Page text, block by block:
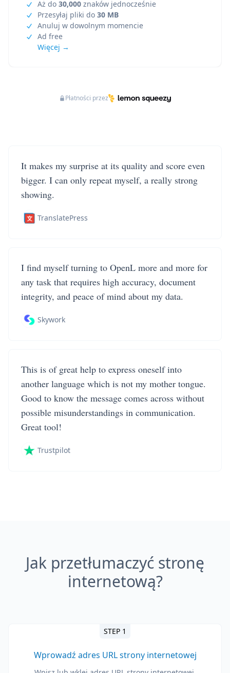
Aż do 30,000 znaków jednocześnie
Przesyłaj pliki do 30 MB
Anuluj w dowolnym momencie
Ad free
Więcej →
Płatności przez
It makes my surprise at its quality and score even
bigger. I can only repeat myself, a really strong
showing.
TranslatePress
I find myself turning to OpenL more and more for
any task that requires high accuracy, document
integrity, and peace of mind about my data.
Skywork
This is of great help to express oneself into
another language which is not my mother tongue.
Good to know the message comes across without
possible misunderstandings in communication.
Great tool!
Trustpilot
Jak przetłumaczyć stronę
internetową?
STEP 1
Wprowadź adres URL strony internetowej